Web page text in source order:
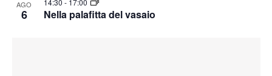
AGO
6 Nella palafitta del vasaio
14:30 - 17:00